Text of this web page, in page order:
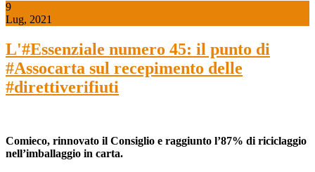
9
Lug, 2021
L'#Essenziale numero 45: il punto di
#Assocarta sul recepimento delle
#direttiverifiuti
Comieco, rinnovato il Consiglio e raggiunto l’87% di riciclaggio
nell’imballaggio in carta.